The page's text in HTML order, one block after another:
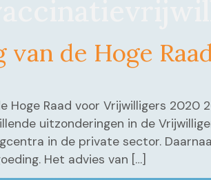
van de Hoge
Hoge Raad voor Vrijwilligers 2020
uitzonderingen in de
in de private sector.
Het advies van […]